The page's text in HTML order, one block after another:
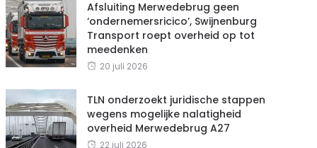
Afsluiting Merwedebrug geen
‘ondernemersricico’, Swijnenburg
Transport roept overheid op tot
meedenken
20 juli 2026
TLN onderzoekt juridische stappen
wegens mogelijke nalatigheid
overheid Merwedebrug A27
22 juli 2026